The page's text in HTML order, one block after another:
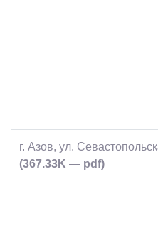
г. Азов, ул.
(367.33K — pdf)